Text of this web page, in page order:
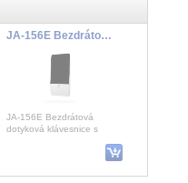
JA-156E Bezdrátová dotyková klávesnice RFID, bílá
JA-156E Bezdrátová
dotyková klávesnice s
bezdrátovým komponentem